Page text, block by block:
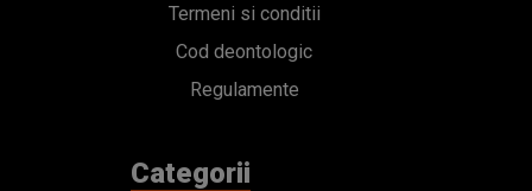
Termeni si conditii
Cod deontologic
Regulamente
Categorii